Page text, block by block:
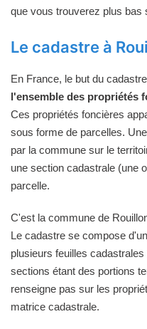
que vous trouverez plus bas
Le cadastre à
En France, le but du
l'ensemble des propriétés
Ces propriétés foncières
sous forme de parcelles.
par la commune sur le
une section cadastrale (une
parcelle.
C'est la commune de
Le cadastre se compose
plusieurs feuilles
sections étant des portions
renseigne pas sur les
matrice cadastrale.